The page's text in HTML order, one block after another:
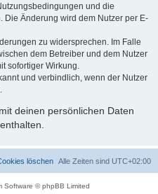
und die
Die Änderung wird dem Nutzer per E-
zu widersprechen. Im Falle
dem Betreiber und dem Nutzer
sofortiger Wirkung.
und verbindlich, wenn der Nutzer
deinen persönlichen Daten
Alle Zeiten sind UTC+02:00
löschen
Software © phpBB Limited